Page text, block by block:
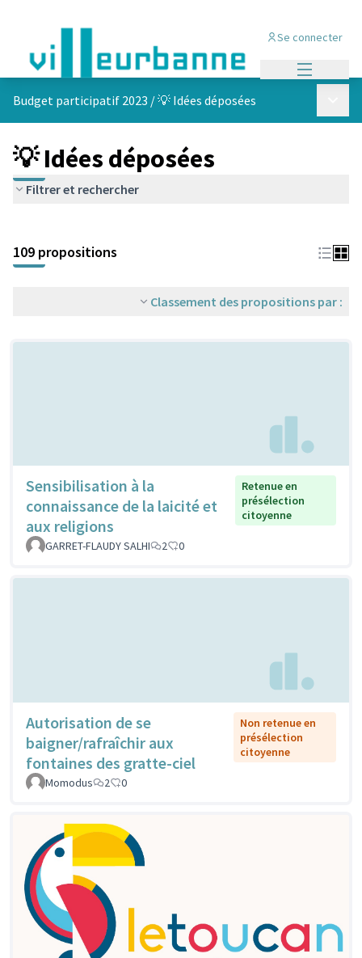
Se connecter
Budget participatif 2023 /💡 Idées déposées
💡 Idées déposées
Filtrer et rechercher
+
−
109 propositions
Classement des propositions par :
Sensibilisation à la
connaissance de la laicité et
aux religions
Retenue en
présélection
citoyenne
GARRET-FLAUDY SALHI 2 0
Autorisation de se
baigner/rafraîchir aux
fontaines des gratte-ciel
Non retenue en
présélection
citoyenne
Momodus 2 0